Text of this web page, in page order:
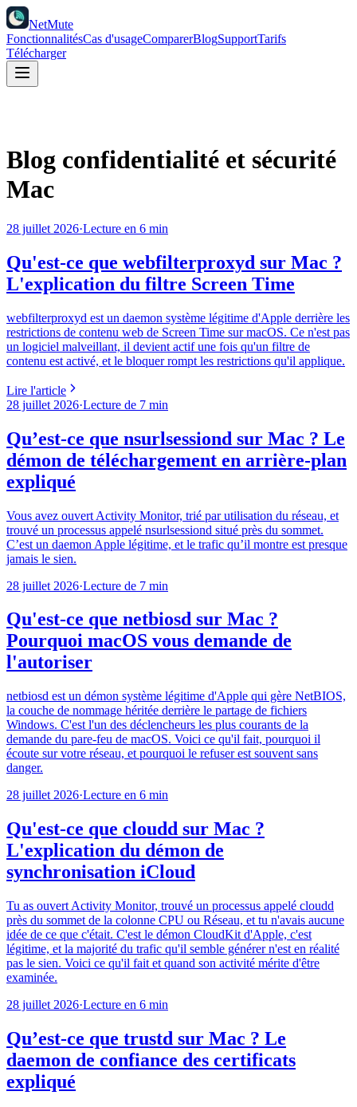
NetMute
FonctionnalitésCas d'usageComparerBlogSupportTarifs
Télécharger
Blog confidentialité et sécurité
Mac
28 juillet 2026·Lecture en 6 min
Qu'est-ce que webfilterproxyd sur Mac ?
L'explication du filtre Screen Time
webfilterproxyd est un daemon système légitime d'Apple derrière les
restrictions de contenu web de Screen Time sur macOS. Ce n'est pas
un logiciel malveillant, il devient actif une fois qu'un filtre de
contenu est activé, et le bloquer rompt les restrictions qu'il applique.
Lire l'article
28 juillet 2026·Lecture de 7 min
Qu’est-ce que nsurlsessiond sur Mac ? Le
démon de téléchargement en arrière-plan
expliqué
Vous avez ouvert Activity Monitor, trié par utilisation du réseau, et
trouvé un processus appelé nsurlsessiond situé près du sommet.
C’est un daemon Apple légitime, et le trafic qu’il montre est presque
jamais le sien.
28 juillet 2026·Lecture de 7 min
Qu'est-ce que netbiosd sur Mac ?
Pourquoi macOS vous demande de
l'autoriser
netbiosd est un démon système légitime d'Apple qui gère NetBIOS,
la couche de nommage héritée derrière le partage de fichiers
Windows. C'est l'un des déclencheurs les plus courants de la
demande du pare-feu de macOS. Voici ce qu'il fait, pourquoi il
écoute sur votre réseau, et pourquoi le refuser est souvent sans
danger.
28 juillet 2026·Lecture en 6 min
Qu'est-ce que cloudd sur Mac ?
L'explication du démon de
synchronisation iCloud
Tu as ouvert Activity Monitor, trouvé un processus appelé cloudd
près du sommet de la colonne CPU ou Réseau, et tu n'avais aucune
idée de ce que c'était. C'est le démon CloudKit d'Apple, c'est
légitime, et la majorité du trafic qu'il semble générer n'est en réalité
pas le sien. Voici ce qu'il fait et quand son activité mérite d'être
examinée.
28 juillet 2026·Lecture en 6 min
Qu’est-ce que trustd sur Mac ? Le
daemon de confiance des certificats
expliqué